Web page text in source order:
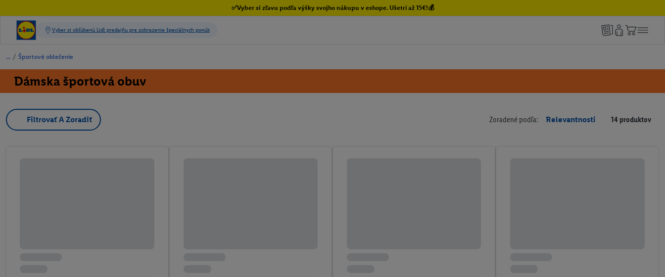
✅Vyber si zľavu podľa výšky svojho nákupu v eshope. Ušetri až 15€!💰
/ Športové oblečenie
Dámska športová obuv
Filtrovať A Zoradiť Zoradené podľa: Relevantnosti 14 produktov